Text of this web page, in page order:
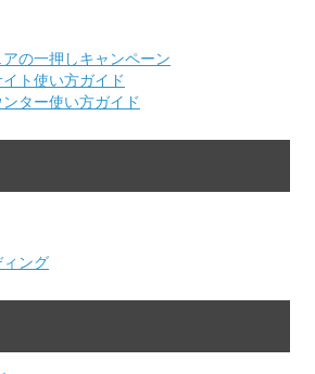
の一押しキャンペーン
ト使い方ガイド
ター使い方ガイド
ング